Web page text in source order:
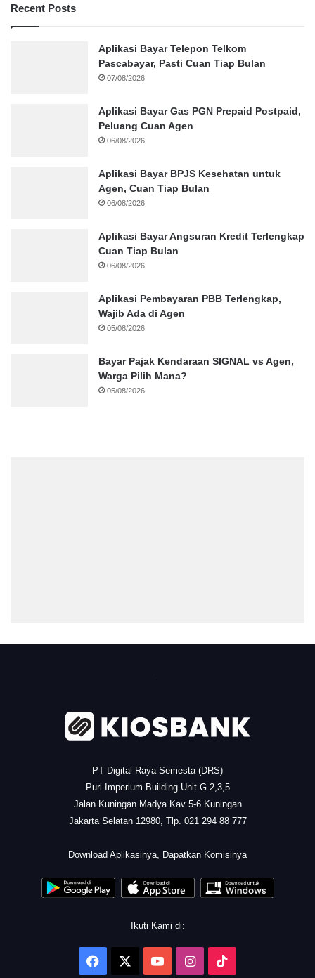
Recent Posts
Aplikasi Bayar Telepon Telkom
Pascabayar, Pasti Cuan Tiap Bulan
07/08/2026
Aplikasi Bayar Gas PGN Prepaid Postpaid,
Peluang Cuan Agen
06/08/2026
Aplikasi Bayar BPJS Kesehatan untuk
Agen, Cuan Tiap Bulan
06/08/2026
Aplikasi Bayar Angsuran Kredit Terlengkap
Cuan Tiap Bulan
06/08/2026
Aplikasi Pembayaran PBB Terlengkap,
Wajib Ada di Agen
05/08/2026
Bayar Pajak Kendaraan SIGNAL vs Agen,
Warga Pilih Mana?
05/08/2026
PT Digital Raya Semesta (DRS)
Puri Imperium Building Unit G 2,3,5
Jalan Kuningan Madya Kav 5-6 Kuningan
Jakarta Selatan 12980, Tlp. 021 294 88 777
Download Aplikasinya, Dapatkan Komisinya
Ikuti Kami di:
Facebook YouTubeInstagram